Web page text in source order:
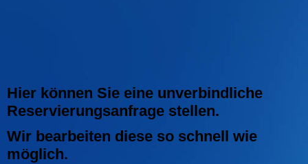
Hier können Sie eine unverbindliche
Reservierungsanfrage stellen.
Wir bearbeiten diese so schnell wie
möglich.